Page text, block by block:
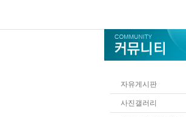
자유게시판
사진갤러리